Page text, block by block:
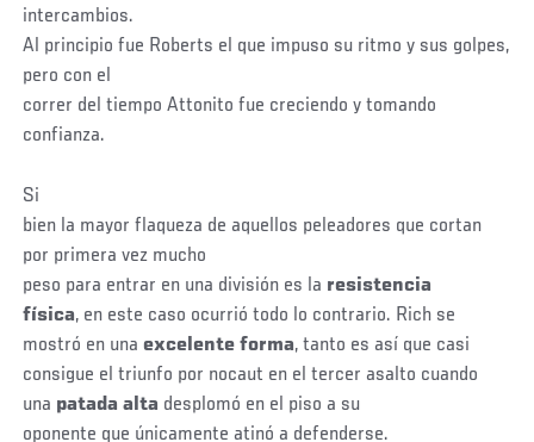
intercambios.
Al principio fue Roberts el que impuso su ritmo y sus golpes,
pero con el
correr del tiempo Attonito fue creciendo y tomando
confianza.
Si
bien la mayor flaqueza de aquellos peleadores que cortan
por primera vez mucho
peso para entrar en una división es la resistencia
física, en este caso ocurrió todo lo contrario. Rich se
mostró en unaexcelente forma, tanto es así que casi
consigue el triunfo por nocaut en el tercer asalto cuando
una patada alta desplomó en el piso a su
oponente que únicamente atinó a defenderse.